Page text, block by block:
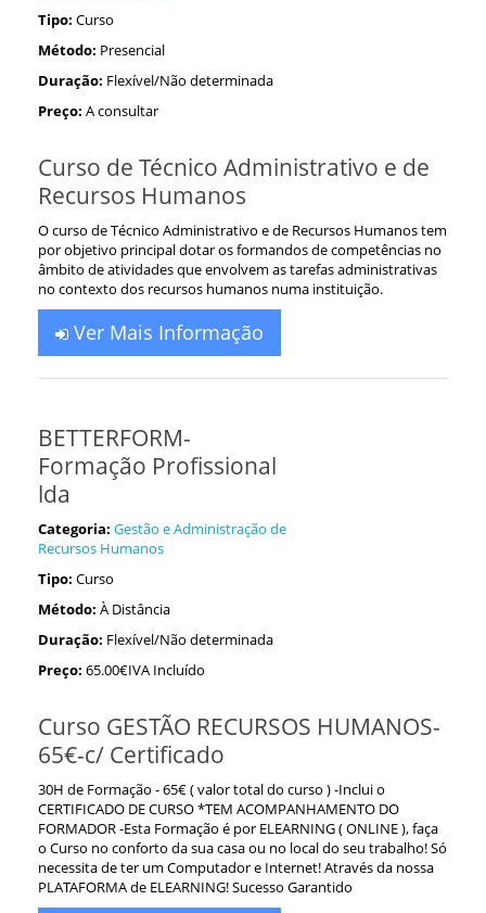
Tipo: Curso
Método: Presencial
Duração: Flexível/Não determinada
Preço: A consultar
Curso de Técnico Administrativo e de
Recursos Humanos
O curso de Técnico Administrativo e de Recursos Humanos tem
por objetivo principal dotar os formandos de competências no
âmbito de atividades que envolvem as tarefas administrativas
no contexto dos recursos humanos numa instituição.
Ver Mais Informação
BETTERFORM-
Formação Profissional
lda
Categoria: Gestão e Administração de
Recursos Humanos
Tipo: Curso
Método: À Distância
Duração: Flexível/Não determinada
Preço: 65.00€IVA Incluído
Curso GESTÃO RECURSOS HUMANOS-
65€-c/ Certificado
30H de Formação - 65€ ( valor total do curso ) -Inclui o
CERTIFICADO DE CURSO *TEM ACOMPANHAMENTO DO
FORMADOR -Esta Formação é por ELEARNING ( ONLINE ), faça
o Curso no conforto da sua casa ou no local do seu trabalho! Só
necessita de ter um Computador e Internet! Através da nossa
PLATAFORMA de ELEARNING! Sucesso Garantido